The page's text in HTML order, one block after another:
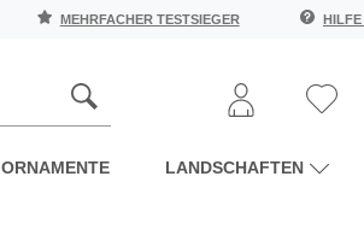
MEHRFACHER TESTSIEGER
ORNAMENTE LANDSCHAFTEN